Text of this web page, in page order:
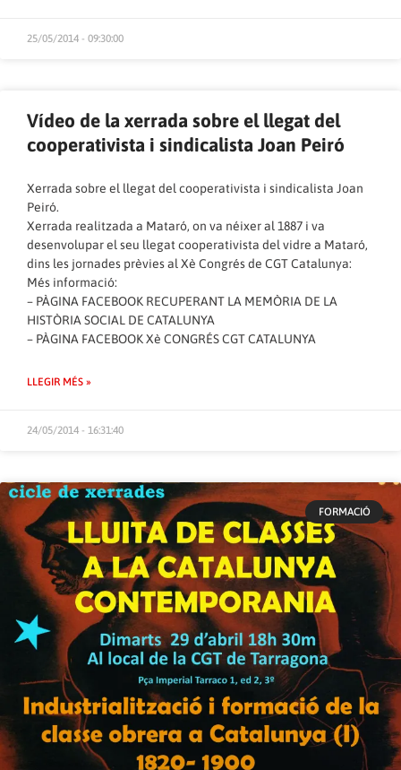
25/05/2014 - 09:30:00
Vídeo de la xerrada sobre el llegat del
cooperativista i sindicalista Joan Peiró
Xerrada sobre el llegat del cooperativista i sindicalista Joan
Peiró.
Xerrada realitzada a Mataró, on va néixer al 1887 i va
desenvolupar el seu llegat cooperativista del vidre a Mataró,
dins les jornades prèvies al Xè Congrés de CGT Catalunya:
Més informació:
– PÀGINA FACEBOOK RECUPERANT LA MEMÒRIA DE LA
HISTÒRIA SOCIAL DE CATALUNYA
– PÀGINA FACEBOOK Xè CONGRÉS CGT CATALUNYA
LLEGIR MÉS »
24/05/2014 - 16:31:40
FORMACIÓ